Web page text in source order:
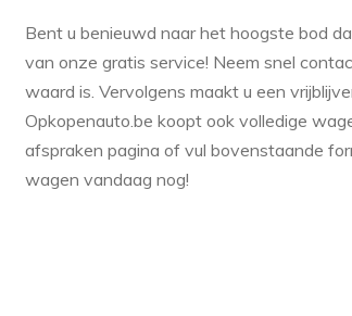
Bent u benieuwd naar het hoogste bod
van onze gratis service! Neem snel
waard is. Vervolgens maakt u een
Opkopenauto.be koopt ook volledige
afspraken pagina of vul bovenstaande
wagen vandaag nog!